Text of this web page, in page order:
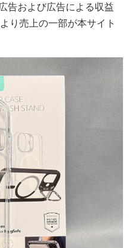
告および広告による収益
り売上の一部が本サイト